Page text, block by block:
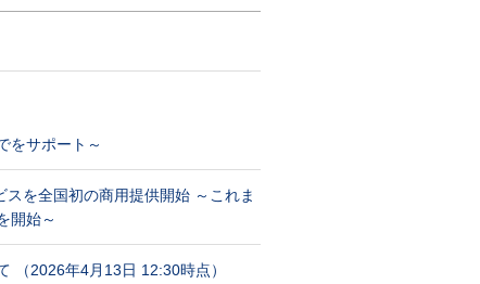
をサポート～
を全国初の商用提供開始 ～これま
開始～
（2026年4月13日 12:30時点）